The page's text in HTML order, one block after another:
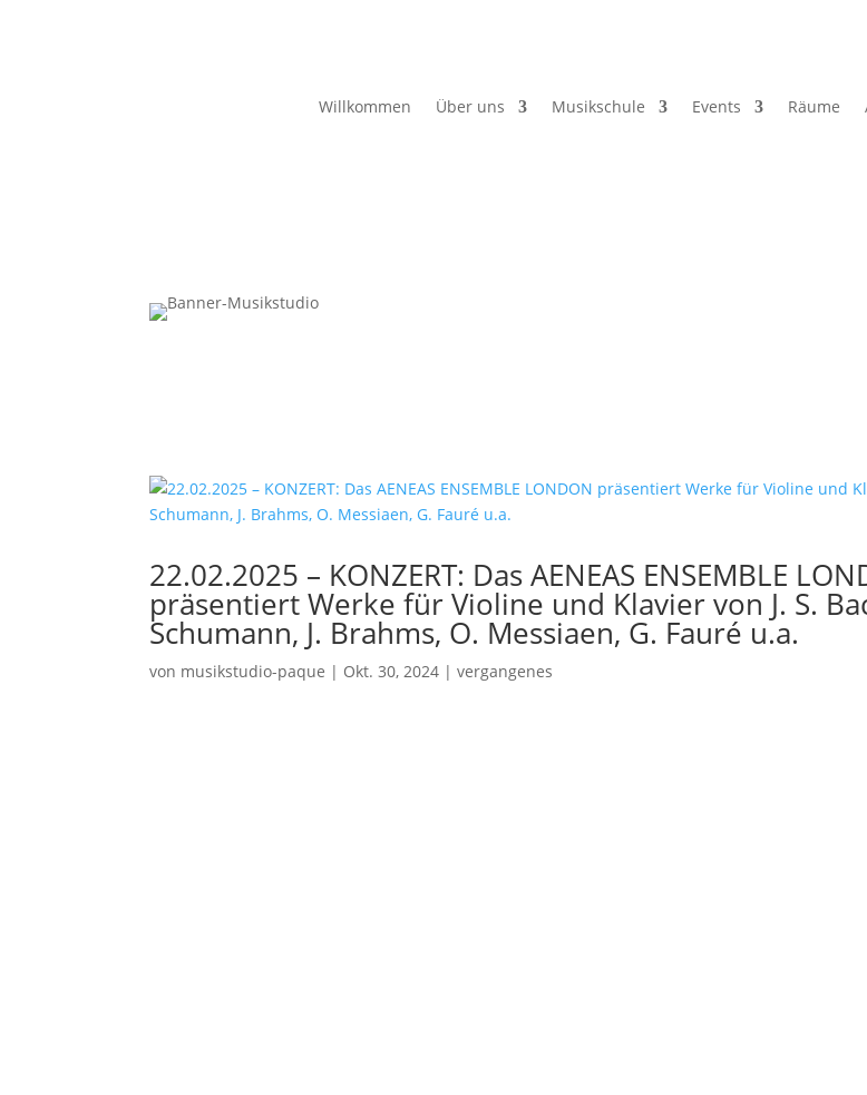
Willkommen Über uns Musikschule Events Räume
22.02.2025 – KONZERT: Das AENEAS ENSEMBLE
präsentiert Werke für Violine und Klavier von J. S.
Schumann, J. Brahms, O. Messiaen, G. Fauré u.a.
von musikstudio-paque | Okt. 30, 2024 |vergangenes